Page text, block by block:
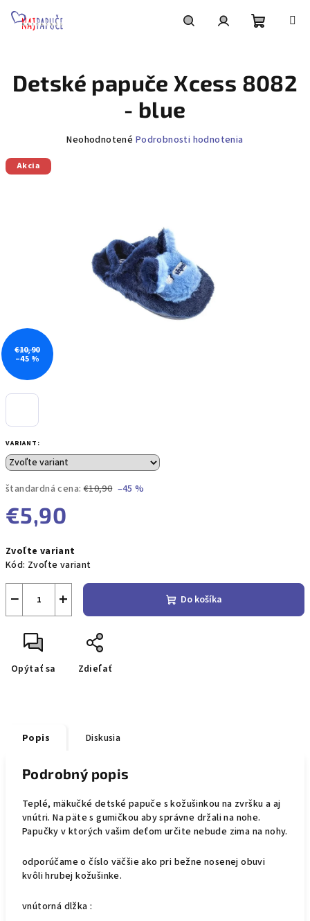
košík
VARIANT:
štandardná cena: €10,90 –45 %
€5,90
cena:
Zvoľte variant
Kód: Zvoľte variant
+
− Do košíka
Opýtať sa Zdieľať
Detské papuče Xcess 8082
- blue
Priemerné
hviezdičiek.
Neohodnotené Podrobnosti hodnotenia
Akcia
€10,90
–45 %
Popis Diskusia
Podrobný popis
Teplé, mäkučké detské papuče s kožušinkou na zvršku a aj
vnútri. Na päte s gumičkou aby správne držali na nohe.
Papučky v ktorých vašim deťom určite nebude zima na nohy.
odporúčame o číslo väčšie ako pri bežne nosenej obuvi
kvôli hrubej kožušinke.
vnútorná dlžka :